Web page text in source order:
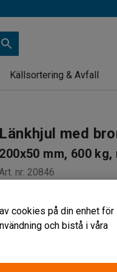
Källsortering & Avfall
Länkhjul med
200x50 mm, 600 kg,
nr:20846
Extra lågt rullmotstånd
Non-marking
cookies på din enhet för
och bistå i våra